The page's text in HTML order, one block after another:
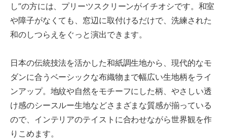
し”の方には、プリーツスクリーンがイチオシです。和室
や障子がなくても、窓辺に取付けるだけで、洗練された
和のしつらえをぐっと演出できます。
日本の伝統技法を活かした和紙調生地から、現代的なモ
ダンに合うベーシックな布織物まで幅広い生地柄をライ
ンアップ。地紋や自然をモチーフにした柄、やさしい透
け感のシースルー生地などさまざまな質感が揃っている
ので、インテリアのテイストに合わせながら世界観を作
りこめます。